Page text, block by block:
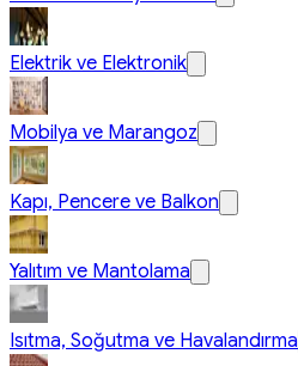
Elektrik ve Elektronik
Mobilya ve Marangoz
Kapı, Pencere ve Balkon
Yalıtım ve Mantolama
Isıtma, Soğutma ve Havalandırma